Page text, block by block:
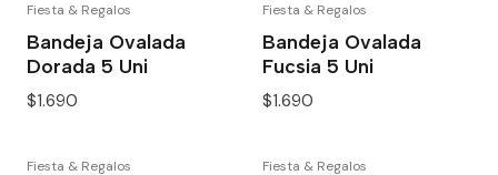
Fiesta & Regalos
Bandeja Ovalada
Dorada 5 Uni
$1.690
Fiesta & Regalos
Bandeja Ovalada
Fucsia 5 Uni
$1.690
Fiesta & Regalos Fiesta & Regalos